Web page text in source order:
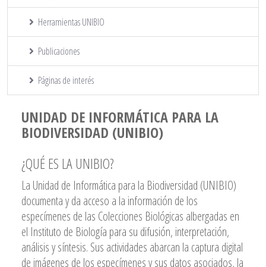
Herramientas UNIBIO
Publicaciones
Páginas de interés
UNIDAD DE INFORMÁTICA PARA LA
BIODIVERSIDAD (UNIBIO)
¿QUÉ ES LA UNIBIO?
La Unidad de Informática para la Biodiversidad (UNIBIO)
documenta y da acceso a la información de los
especímenes de las Colecciones Biológicas albergadas en
el Instituto de Biología para su difusión, interpretación,
análisis y síntesis. Sus actividades abarcan la captura digital
de imágenes de los especímenes y sus datos asociados, la